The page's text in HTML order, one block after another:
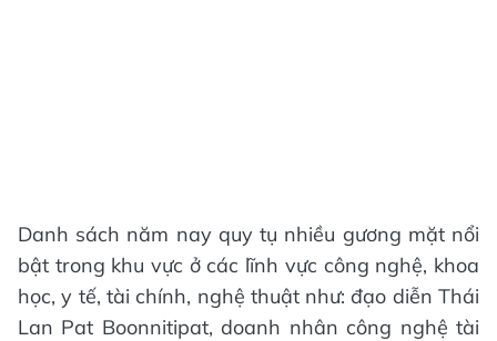
Danh sách năm nay quy tụ nhiều gương mặt nổi
bật trong khu vực ở các lĩnh vực công nghệ, khoa
học, y tế, tài chính, nghệ thuật như: đạo diễn Thái
Lan Pat Boonnitipat, doanh nhân công nghệ tài